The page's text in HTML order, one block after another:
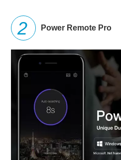
Power Remote Pro